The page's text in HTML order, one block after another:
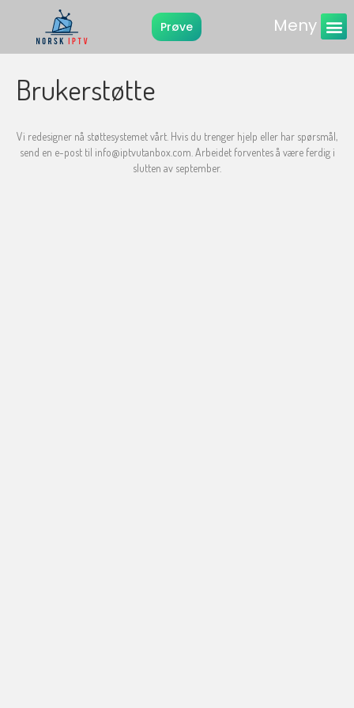
Prøve Meny
Brukerstøtte
Vi redesigner nå støttesystemet vårt. Hvis du trenger hjelp eller har spørsmål,
send en e-post til info@iptvutanbox.com. Arbeidet forventes å være ferdig i
slutten av september.